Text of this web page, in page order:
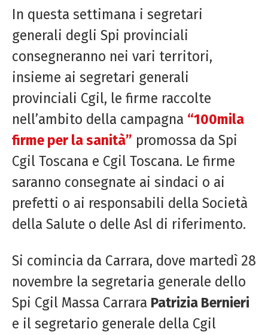
In questa settimana i segretari
generali degli Spi provinciali
consegneranno nei vari territori,
insieme ai segretari generali
provinciali Cgil, le firme raccolte
nell’ambito della campagna “100mila
firme per la sanità” promossa da Spi
Cgil Toscana e Cgil Toscana. Le firme
saranno consegnate ai sindaci o ai
prefetti o ai responsabili della Società
della Salute o delle Asl di riferimento.
Si comincia da Carrara, dove martedì 28
novembre la segretaria generale dello
Spi Cgil Massa Carrara Patrizia Bernieri
e il segretario generale della Cgil